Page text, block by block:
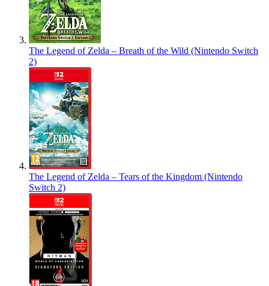
The Legend of Zelda – Breath of the Wild (Nintendo Switch
2)
The Legend of Zelda – Tears of the Kingdom (Nintendo
Switch 2)